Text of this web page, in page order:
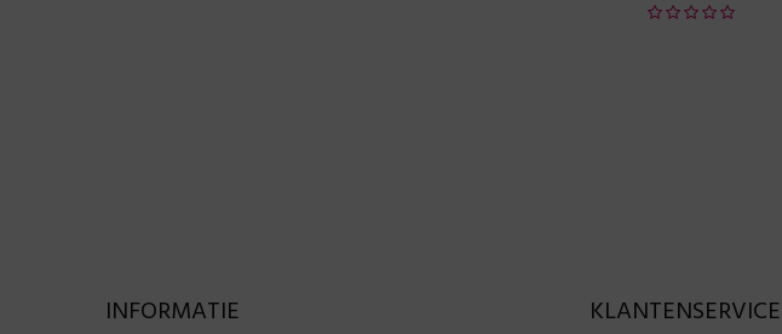
INFORMATIE KLANTENSERVICE